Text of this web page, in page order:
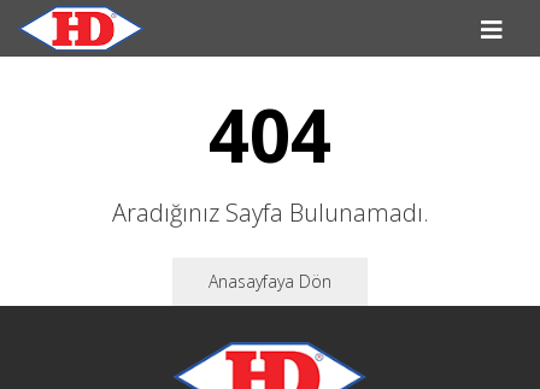
404
Aradığınız Sayfa Bulunamadı.
Anasayfaya Dön